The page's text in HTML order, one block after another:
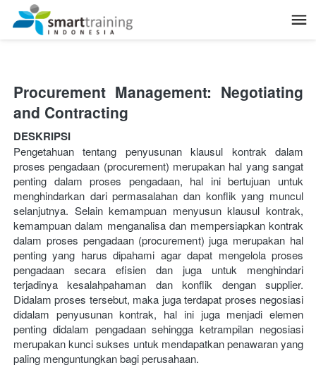
Procurement Management: Negotiating
and Contracting
DESKRIPSI
Pengetahuan tentang penyusunan klausul kontrak dalam
proses pengadaan (procurement) merupakan hal yang sangat
penting dalam proses pengadaan, hal ini bertujuan untuk
menghindarkan dari permasalahan dan konflik yang muncul
selanjutnya. Selain kemampuan menyusun klausul kontrak,
kemampuan dalam menganalisa dan mempersiapkan kontrak
dalam proses pengadaan (procurement) juga merupakan hal
penting yang harus dipahami agar dapat mengelola proses
pengadaan secara efisien dan juga untuk menghindari
terjadinya kesalahpahaman dan konflik dengan supplier.
Didalam proses tersebut, maka juga terdapat proses negosiasi
didalam penyusunan kontrak, hal ini juga menjadi elemen
penting didalam pengadaan sehingga ketrampilan negosiasi
merupakan kunci sukses untuk mendapatkan penawaran yang
paling menguntungkan bagi perusahaan.